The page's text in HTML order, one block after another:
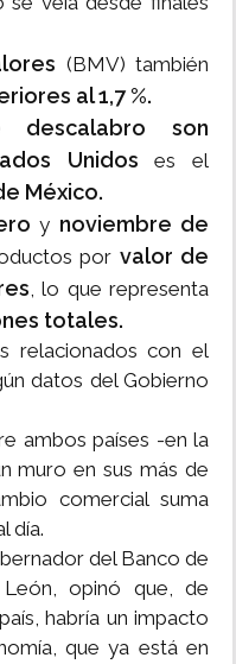
(BMV) también
al 1,7 %.
son
Unidoses el
México.
y noviembre de
por valor de
, lo que representa
totales.
relacionados con el
datos del Gobierno
ambos países -en la
muro en sus más de
comercial suma
día.
del Banco de
opinó que, de
habría un impacto
que ya está en